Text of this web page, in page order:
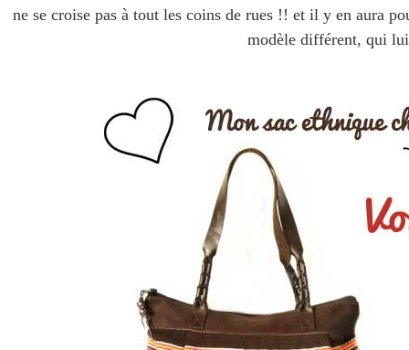
ne se croise pas à tout les coins de rues !! et il y en aura
modèle différent, qui